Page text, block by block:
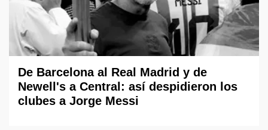
De Barcelona al Real Madrid y de
Newell's a Central: así despidieron los
clubes a Jorge Messi